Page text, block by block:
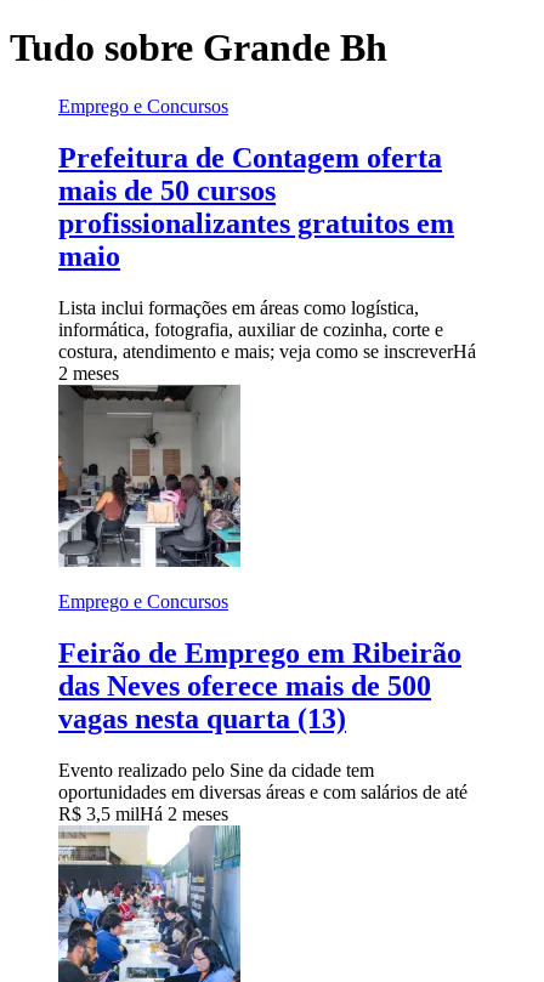
Tudo sobre Grande Bh
Emprego e Concursos
Prefeitura de Contagem oferta
mais de 50 cursos
profissionalizantes gratuitos em
maio
Lista inclui formações em áreas como logística,
informática, fotografia, auxiliar de cozinha, corte e
costura, atendimento e mais; veja como se inscreverHá
2 meses
Emprego e Concursos
Feirão de Emprego em Ribeirão
das Neves oferece mais de 500
vagas nesta quarta (13)
Evento realizado pelo Sine da cidade tem
oportunidades em diversas áreas e com salários de até
R$ 3,5 milHá 2 meses